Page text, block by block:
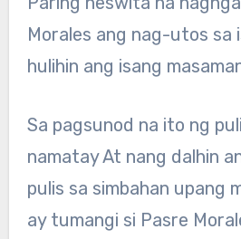
Morales ang nag-utos sa
hulihin ang isang
Sa pagsunod na ito ng
namatay At nang dalhin
pulis sa simbahan upang
ay tumangi si Pasre